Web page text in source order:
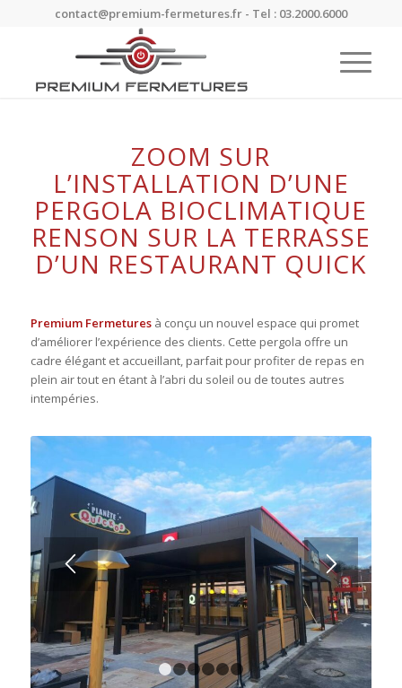
contact@premium-fermetures.fr - Tel : 03.2000.6000
ZOOM SUR
L’INSTALLATION D’UNE
PERGOLA BIOCLIMATIQUE
RENSON SUR LA TERRASSE
D’UN RESTAURANT QUICK
Premium Fermeturesà conçu un nouvel espace qui promet
d’améliorer l’expérience des clients. Cette pergola offre un
cadre élégant et accueillant, parfait pour profiter de repas en
plein air tout en étant à l’abri du soleil ou de toutes autres
intempéries.
1 2 3 4 5 6